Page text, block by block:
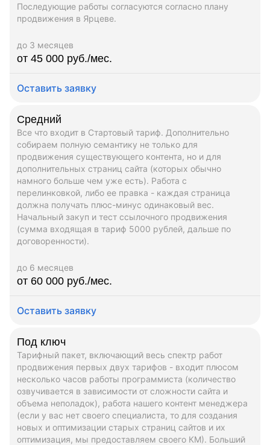
Последующие работы согласуются согласно плану
продвижения в Ярцеве.
до 3 месяцев
от 45 000 руб./мес.
Оставить заявку
Средний
Все что входит в Стартовый тариф. Дополнительно
собираем полную семантику не только для
продвижения существующего контента, но и для
дополнительных страниц сайта (которых обычно
намного больше чем уже есть). Работа с
перелинковкой, либо ее правка - каждая страница
должна получать плюс-минус одинаковый вес.
Начальный закуп и тест ссылочного продвижения
(сумма входящая в тариф 5000 рублей, дальше по
договоренности).
до 6 месяцев
от 60 000 руб./мес.
Оставить заявку
Под ключ
Тарифный пакет, включающий весь спектр работ
продвижения первых двух тарифов - входит плюсом
несколько часов работы программиста (количество
озвучивается в зависимости от сложности сайта и
объема неполадок), работа нашего контент менеджера
(если у вас нет своего специалиста, то для создания
новых и оптимизации старых страниц сайтов и их
оптимизация, мы предоставляем своего КМ). Больший